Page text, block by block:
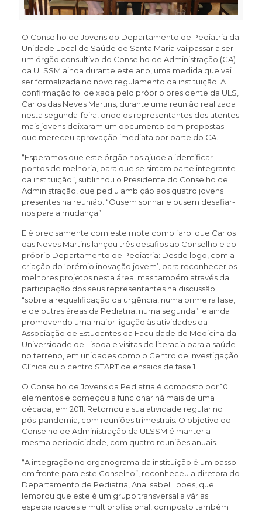
O Conselho de Jovens do Departamento de Pediatria da
Unidade Local de Saúde de Santa Maria vai passar a ser
um órgão consultivo do Conselho de Administração (CA)
da ULSSM ainda durante este ano, uma medida que vai
ser formalizada no novo regulamento da instituição. A
confirmação foi deixada pelo próprio presidente da ULS,
Carlos das Neves Martins, durante uma reunião realizada
nesta segunda-feira, onde os representantes dos utentes
mais jovens deixaram um documento com propostas
que mereceu aprovação imediata por parte do CA.
“Esperamos que este órgão nos ajude a identificar
pontos de melhoria, para que se sintam parte integrante
da instituição”, sublinhou o Presidente do Conselho de
Administração, que pediu ambição aos quatro jovens
presentes na reunião. “Ousem sonhar e ousem desafiar-
nos para a mudança”.
E é precisamente com este mote como farol que Carlos
das Neves Martins lançou três desafios ao Conselho e ao
próprio Departamento de Pediatria: Desde logo, com a
criação do ‘prémio inovação jovem’, para reconhecer os
melhores projetos nesta área; mas também através da
participação dos seus representantes na discussão
“sobre a requalificação da urgência, numa primeira fase,
e de outras áreas da Pediatria, numa segunda”; e ainda
promovendo uma maior ligação às atividades da
Associação de Estudantes da Faculdade de Medicina da
Universidade de Lisboa e visitas de literacia para a saúde
no terreno, em unidades como o Centro de Investigação
Clínica ou o centro START de ensaios de fase 1.
O Conselho de Jovens da Pediatria é composto por 10
elementos e começou a funcionar há mais de uma
década, em 2011. Retomou a sua atividade regular no
pós-pandemia, com reuniões trimestrais. O objetivo do
Conselho de Administração da ULSSM é manter a
mesma periodicidade, com quatro reuniões anuais.
“A integração no organograma da instituição é um passo
em frente para este Conselho”, reconheceu a diretora do
Departamento de Pediatria, Ana Isabel Lopes, que
lembrou que este é um grupo transversal a várias
especialidades e multiprofissional, composto também